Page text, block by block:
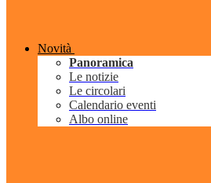
Novità
Panoramica
Le notizie
Le circolari
Calendario eventi
Albo online